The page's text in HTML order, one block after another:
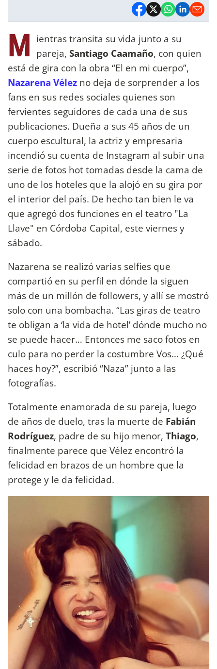
M ientras transita su vida junto a su
pareja, Santiago Caamaño, con quien
está de gira con la obra “El en mi cuerpo”,
Nazarena Vélez no deja de sorprender a los
fans en sus redes sociales quienes son
fervientes seguidores de cada una de sus
publicaciones. Dueña a sus 45 años de un
cuerpo escultural, la actriz y empresaria
incendió su cuenta de Instagram al subir una
serie de fotos hot tomadas desde la cama de
uno de los hoteles que la alojó en su gira por
el interior del país. De hecho tan bien le va
que agregó dos funciones en el teatro "La
Llave" en Córdoba Capital, este viernes y
sábado.
Nazarena se realizó varias selfies que
compartió en su perfil en dónde la siguen
más de un millón de followers, y allí se mostró
solo con una bombacha. “Las giras de teatro
te obligan a ‘la vida de hotel’ dónde mucho no
se puede hacer… Entonces me saco fotos en
culo para no perder la costumbre Vos… ¿Qué
haces hoy?”, escribió “Naza” junto a las
fotografías.
Totalmente enamorada de su pareja, luego
de años de duelo, tras la muerte de Fabián
Rodríguez, padre de su hijo menor, Thiago,
finalmente parece que Vélez encontró la
felicidad en brazos de un hombre que la
protege y le da felicidad.